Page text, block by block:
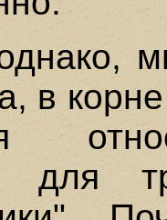
в
для